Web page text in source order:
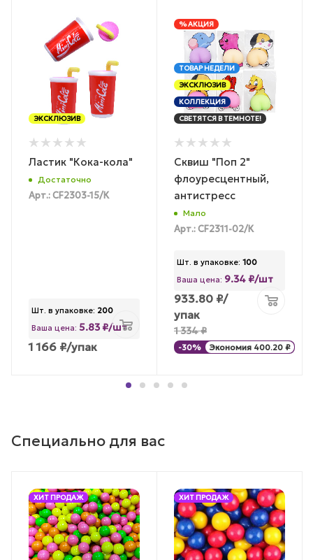
ЭКСКЛЮЗИВ
Ластик "Кока-кола"
Достаточно
Арт.: CF2303-15/К
Шт. в упаковке: 200
Ваша цена: 5.83 ₽/шт
1 166 ₽/упак
% АКЦИЯ
ТОВАР НЕДЕЛИ
ЭКСКЛЮЗИВ
КОЛЛЕКЦИЯ
СВЕТЯТСЯ В ТЕМНОТЕ!
Сквиш "Поп 2"
флоуресцентный,
антистресс
Мало
Арт.: CF2311-02/К
Шт. в упаковке: 100
Ваша цена: 9.34 ₽/шт
933.80 ₽/
упак
1 334₽
-30% Экономия 400.20 ₽
Специально для вас
ХИТ ПРОДАЖ ХИТ ПРОДАЖ